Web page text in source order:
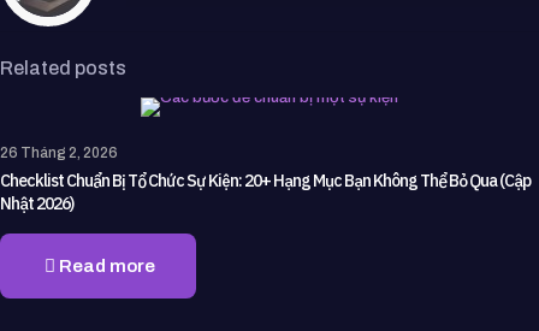
Related posts
26 Tháng 2, 2026
Checklist Chuẩn Bị Tổ Chức Sự Kiện: 20+ Hạng Mục Bạn Không Thể Bỏ Qua (Cập
Nhật 2026)
Read more